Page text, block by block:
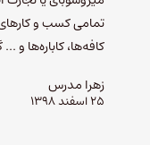
تمامی کسب و کارهای
کافه‌ها، کاباره‌ها و
زهرا مدرس
۲۵ اسفند ۱۳۹۸